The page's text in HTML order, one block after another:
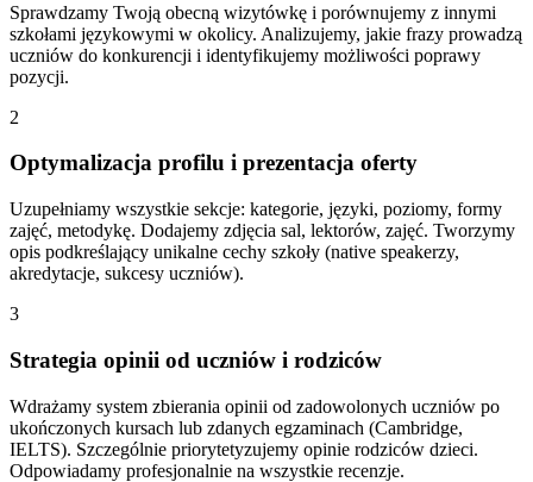
Sprawdzamy Twoją obecną wizytówkę i porównujemy z innymi
szkołami językowymi w okolicy. Analizujemy, jakie frazy prowadzą
uczniów do konkurencji i identyfikujemy możliwości poprawy
pozycji.
2
Optymalizacja profilu i prezentacja oferty
Uzupełniamy wszystkie sekcje: kategorie, języki, poziomy, formy
zajęć, metodykę. Dodajemy zdjęcia sal, lektorów, zajęć. Tworzymy
opis podkreślający unikalne cechy szkoły (native speakerzy,
akredytacje, sukcesy uczniów).
3
Strategia opinii od uczniów i rodziców
Wdrażamy system zbierania opinii od zadowolonych uczniów po
ukończonych kursach lub zdanych egzaminach (Cambridge,
IELTS). Szczególnie priorytetyzujemy opinie rodziców dzieci.
Odpowiadamy profesjonalnie na wszystkie recenzje.